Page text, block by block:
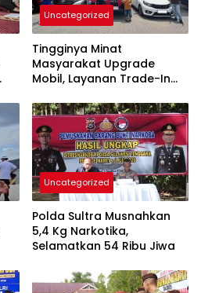
Uncategorized
Tingginya Minat
Masyarakat Upgrade
Mobil, Layanan Trade-In
Permintaan
Uncategorized
Polda Sultra Musnahkan
5,4 Kg Narkotika,
Selamatkan 54 Ribu Jiwa